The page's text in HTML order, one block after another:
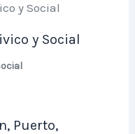
y Social
Puerto,